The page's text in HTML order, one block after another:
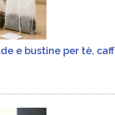
e bustine per tè,